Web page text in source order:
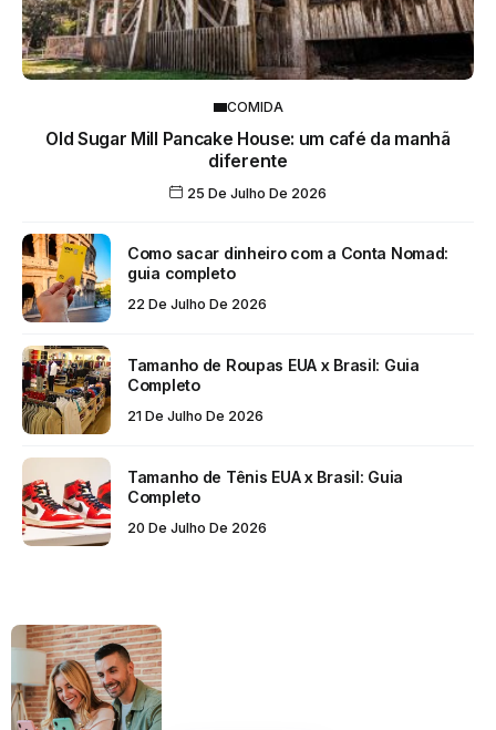
COMIDA
Old Sugar Mill Pancake House: um café da manhã
diferente
25 De Julho De 2026
Como sacar dinheiro com a Conta Nomad:
guia completo
22 De Julho De 2026
Tamanho de Roupas EUA x Brasil: Guia
Completo
21 De Julho De 2026
Tamanho de Tênis EUA x Brasil: Guia
Completo
20 De Julho De 2026